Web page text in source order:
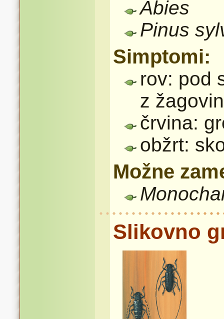
Abies
Pinus
Simptomi:
rov: pod
z
črvina:
obžrt:
Možne
Slikovno